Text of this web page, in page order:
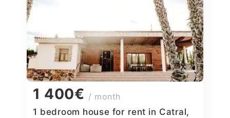
1 400€ / month
1 bedroom house for rent in Catral,